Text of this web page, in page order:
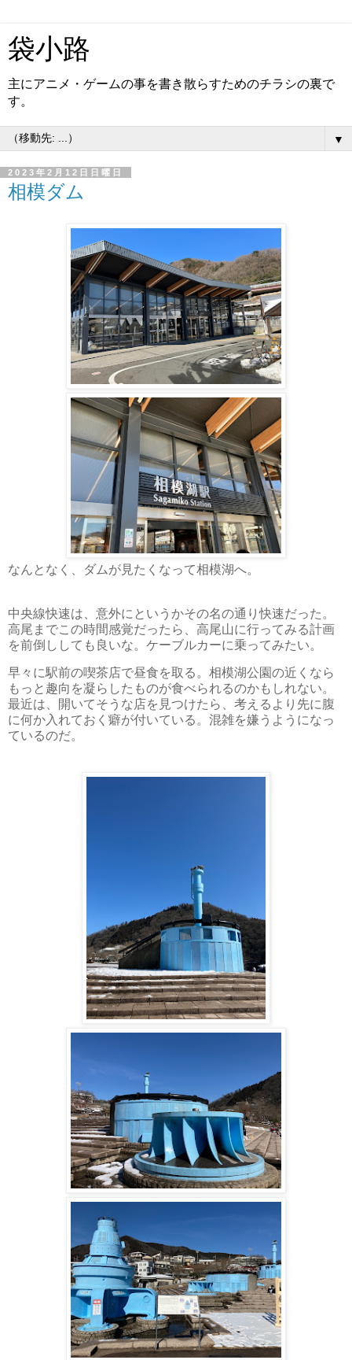
袋小路
主にアニメ・ゲームの事を書き散らすためのチラシの裏で
す。
▼
2023年2月12日日曜日
相模ダム
なんとなく、ダムが見たくなって相模湖へ。
中央線快速は、意外にというかその名の通り快速だった。
高尾までこの時間感覚だったら、高尾山に行ってみる計画
を前倒ししても良いな。ケーブルカーに乗ってみたい。
早々に駅前の喫茶店で昼食を取る。相模湖公園の近くなら
もっと趣向を凝らしたものが食べられるのかもしれない。
最近は、開いてそうな店を見つけたら、考えるより先に腹
に何か入れておく癖が付いている。混雑を嫌うようになっ
ているのだ。